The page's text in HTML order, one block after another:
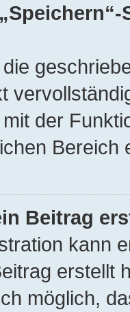
der
Bereich
Beitrag
kann
erstellt
möglich,